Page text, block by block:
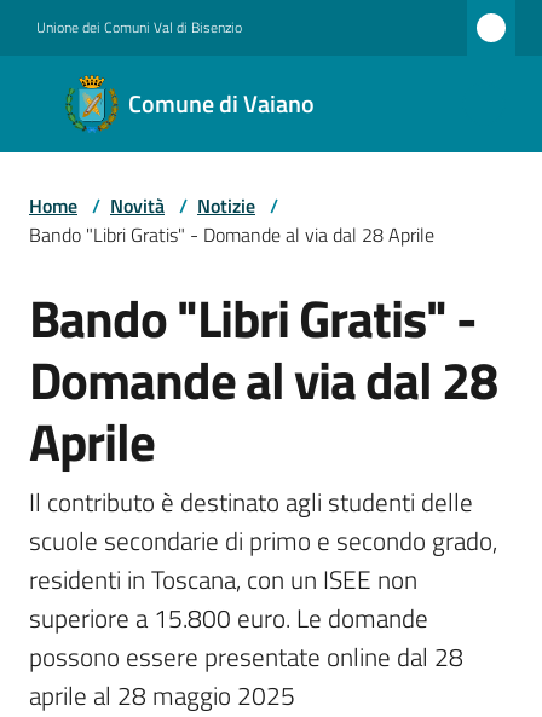
Unione dei Comuni Val di Bisenzio
Comune di Vaiano
Comune
di
Vaiano
Novità
Servizi
Documenti
e
dati
Home / Novità / Notizie /
Bando "Libri Gratis" - Domande al via dal 28 Aprile
Salta al contenuto
Bando "Libri Gratis" -
Domande al via dal 28
Aprile
Il contributo è destinato agli studenti delle
scuole secondarie di primo e secondo grado,
residenti in Toscana, con un ISEE non
superiore a 15.800 euro. Le domande
possono essere presentate online dal 28
aprile al 28 maggio 2025